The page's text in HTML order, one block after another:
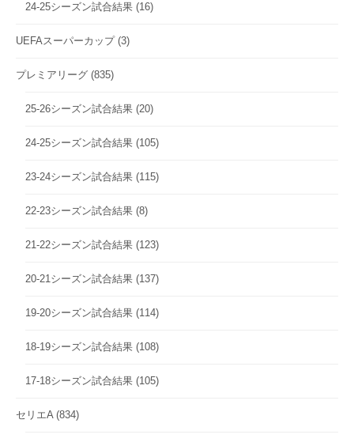
24-25シーズン試合結果 (16)
UEFAスーパーカップ(3)
プレミアリーグ (835)
25-26シーズン試合結果 (20)
24-25シーズン試合結果 (105)
23-24シーズン試合結果 (115)
22-23シーズン試合結果 (8)
21-22シーズン試合結果 (123)
20-21シーズン試合結果 (137)
19-20シーズン試合結果 (114)
18-19シーズン試合結果 (108)
17-18シーズン試合結果 (105)
セリエA(834)